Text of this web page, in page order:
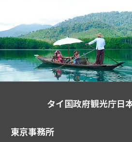
タイ国政府観光庁日
東京事務所